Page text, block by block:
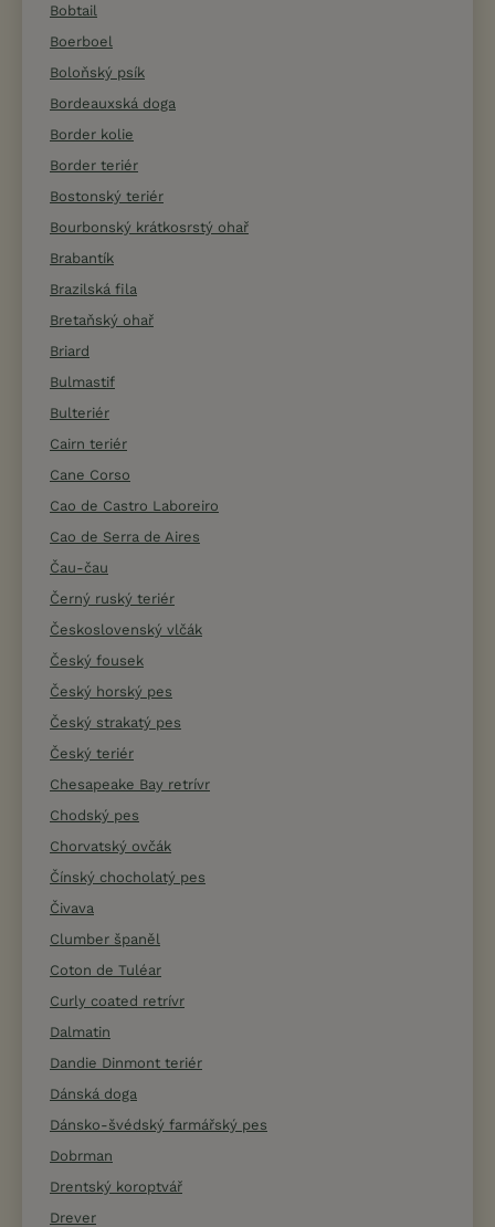
Bobtail
Boerboel
Boloňský psík
Bordeauxská doga
Border kolie
Border teriér
Bostonský teriér
Bourbonský krátkosrstý ohař
Brabantík
Brazilská fila
Bretaňský ohař
Briard
Bulmastif
Bulteriér
Cairn teriér
Cane Corso
Cao de Castro Laboreiro
Cao de Serra de Aires
Čau-čau
Černý ruský teriér
Československý vlčák
Český fousek
Český horský pes
Český strakatý pes
Český teriér
Chesapeake Bay retrívr
Chodský pes
Chorvatský ovčák
Čínský chocholatý pes
Čivava
Clumber španěl
Coton de Tuléar
Curly coated retrívr
Dalmatin
Dandie Dinmont teriér
Dánská doga
Dánsko-švédský farmářský pes
Dobrman
Drentský koroptvář
Drever